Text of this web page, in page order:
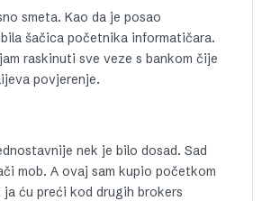
smeta. Kao da je posao
šačica početnika informatičara.
raskinuti sve veze s bankom čije
povjerenje.
nek je bilo dosad. Sad
mob. A ovaj sam kupio početkom
ću preći kod drugih brokers